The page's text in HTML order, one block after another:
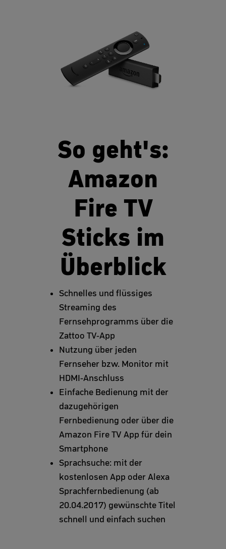
So geht's:
Amazon
Fire TV
Sticks im
Überblick
Schnelles und flüssiges
Streaming des
Fernsehprogramms über die
Zattoo TV-App
Nutzung über jeden
Fernseher bzw. Monitor mit
HDMI-Anschluss
Einfache Bedienung mit der
dazugehörigen
Fernbedienung oder über die
Amazon Fire TV App für dein
Smartphone
Sprachsuche: mit der
kostenlosen App oder Alexa
Sprachfernbedienung (ab
20.04.2017) gewünschte Titel
schnell und einfach suchen